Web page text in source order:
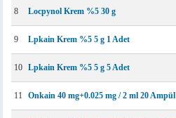
8 Locpynol Krem %5 30 g
9 Lpkain Krem %5 5 g 1 Adet
10 Lpkain Krem %5 5 g 5 Adet
11 Onkain 40 mg+0.025 mg / 2 ml 20 Ampül